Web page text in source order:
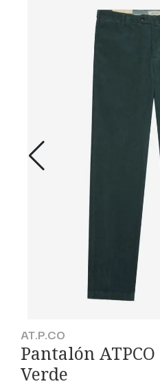
AT.P.CO
Pantalón ATPCO
Verde